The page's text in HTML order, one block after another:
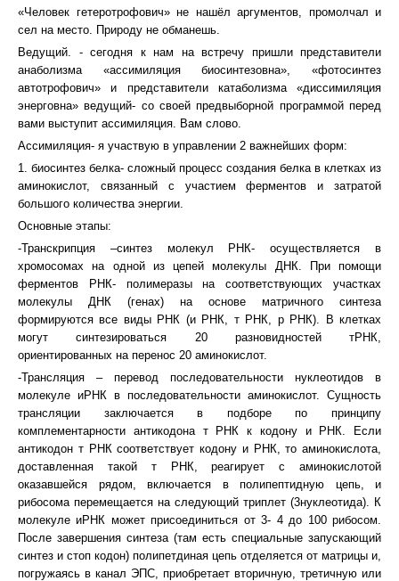
«Человек гетеротрофович» не нашёл аргументов, промолчал и
сел на место. Природу не обманешь.
Ведущий. - сегодня к нам на встречу пришли представители
анаболизма «ассимиляция биосинтезовна», «фотосинтез
автотрофович» и представители катаболизма «диссимиляция
энерговна» ведущий- со своей предвыборной программой перед
вами выступит ассимиляция. Вам слово.
Ассимиляция- я участвую в управлении 2 важнейших форм:
1. биосинтез белка- сложный процесс создания белка в клетках из
аминокислот, связанный с участием ферментов и затратой
большого количества энергии.
Основные этапы:
-Транскрипция –синтез молекул РНК- осуществляется в
хромосомах на одной из цепей молекулы ДНК. При помощи
ферментов РНК- полимеразы на соответствующих участках
молекулы ДНК (генах) на основе матричного синтеза
формируются все виды РНК (и РНК, т РНК, р РНК). В клетках
могут синтезироваться 20 разновидностей тРНК,
ориентированных на перенос 20 аминокислот.
-Трансляция – перевод последовательности нуклеотидов в
молекуле иРНК в последовательности аминокислот. Сущность
трансляции заключается в подборе по принципу
комплементарности антикодона т РНК к кодону и РНК. Если
антикодон т РНК соответствует кодону и РНК, то аминокислота,
доставленная такой т РНК, реагирует с аминокислотой
оказавшейся рядом, включается в полипептидную цепь, и
рибосома перемещается на следующий триплет (3нуклеотида). К
молекуле иРНК может присоединиться от 3- 4 до 100 рибосом.
После завершения синтеза (там есть специальные запускающий
синтез и стоп кодон) полипетдиная цепь отделяется от матрицы и,
погружаясь в канал ЭПС, приобретает вторичную, третичную или